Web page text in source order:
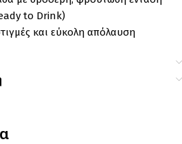
to Drink)
και εύκολη απόλαυση